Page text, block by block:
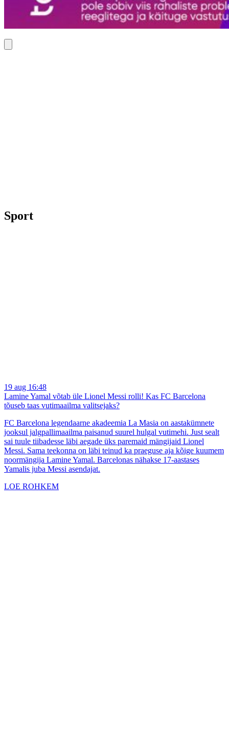
Sport
19 aug 16:48
Lamine Yamal võtab üle Lionel Messi rolli! Kas FC Barcelona
tõuseb taas vutimaailma valitsejaks?
FC Barcelona legendaarne akadeemia La Masia on aastakümnete
jooksul jalgpallimaailma paisanud suurel hulgal vutimehi. Just sealt
sai tuule tiibadesse läbi aegade üks paremaid mängijaid Lionel
Messi. Sama teekonna on läbi teinud ka praeguse aja kõige kuumem
noormängija Lamine Yamal. Barcelonas nähakse 17-aastases
Yamalis juba Messi asendajat.
LOE ROHKEM